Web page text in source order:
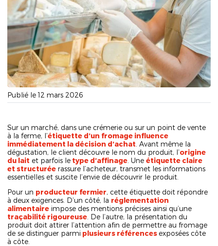
Publié le 12 mars 2026
Sur un marché, dans une crémerie ou sur un point de vente
à la ferme, l’étiquette d’un fromage influence
immédiatement la décision d’achat . Avant même la
dégustation, le client découvre le nom du produit, l’origine
du lait et parfois le type d’affinage . Une étiquette claire
et structurée rassure l’acheteur, transmet les informations
essentielles et suscite l’envie de découvrir le produit.
Pour un producteur fermier, cette étiquette doit répondre
à deux exigences. D’un côté, la réglementation
alimentaire impose des mentions précises ainsi qu’une
traçabilité rigoureuse . De l’autre, la présentation du
produit doit attirer l’attention afin de permettre au fromage
de se distinguer parmi plusieurs références exposées côte
à côte.